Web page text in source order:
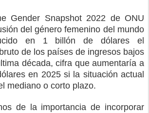
Gender Snapshot2022 de ONU
del género femenino del mundo
en 1 billón de dólares el
bruto de los países de ingresos bajos
década, cifra que aumentaría a
en 2025 si la situación actual
mediano o corto plazo.
de la importancia de incorporar